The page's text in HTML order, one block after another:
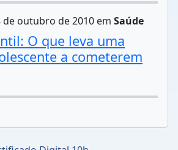
de outubro de 2010 em Saúde
O que leva uma
a cometerem